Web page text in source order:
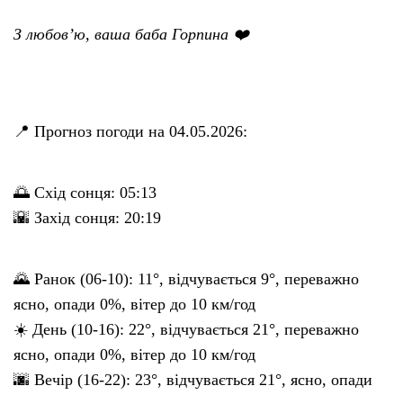
З любов’ю, ваша баба Горпина ❤️
📍 Прогноз погоди на 04.05.2026:
🌅 Схід сонця: 05:13
🌇 Захід сонця: 20:19
🌄 Ранок (06-10): 11°, відчувається 9°, переважно
ясно, опади 0%, вітер до 10 км/год
☀️ День (10-16): 22°, відчувається 21°, переважно
ясно, опади 0%, вітер до 10 км/год
🌆 Вечір (16-22): 23°, відчувається 21°, ясно, опади